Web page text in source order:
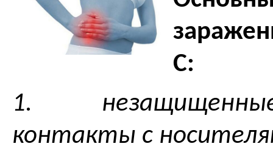
С:
1.
контакты с